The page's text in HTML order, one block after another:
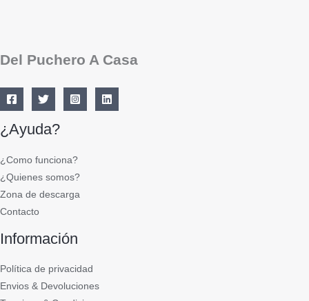
Del Puchero A Casa
¿Ayuda?
¿Como funciona?
¿Quienes somos?
Zona de descarga
Contacto
Información
Política de privacidad
Envios & Devoluciones